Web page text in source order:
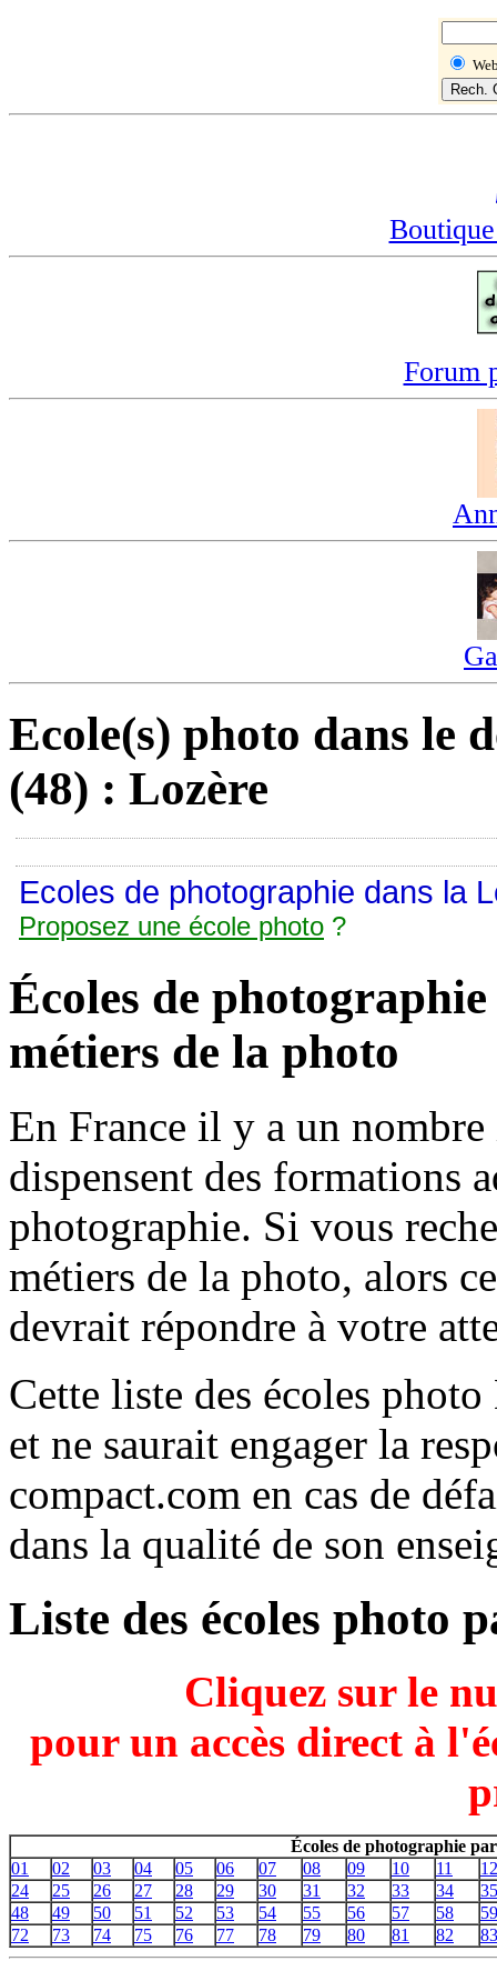
Forum
Ecole(s) photo dans le
(48) : Lozère
Ecoles de photographie dans la
Proposez une école photo ?
Écoles de
métiers de la photo
En France il y a un
dispensent des formations
photographie. Si vous
métiers de la photo, alors
devrait répondre à votre
Cette liste des écoles
et ne saurait engager la
compact.com en cas de
dans la qualité de son
Liste des écoles photo
Cliquez sur le
pour un accès direct à
Écoles de photographie
01
02 03 04 05 06 07 08 09 10 11
12
24
25 26 27 28 29 30 31 32 33 34
35
48
49 50 51 52 53 54 55 56 57 58
59
72
73 74 75 76 77 78 79 80 81 82 83